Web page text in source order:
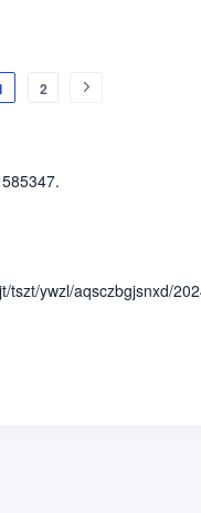
2
ywzl/aqsczbgjsnxd/